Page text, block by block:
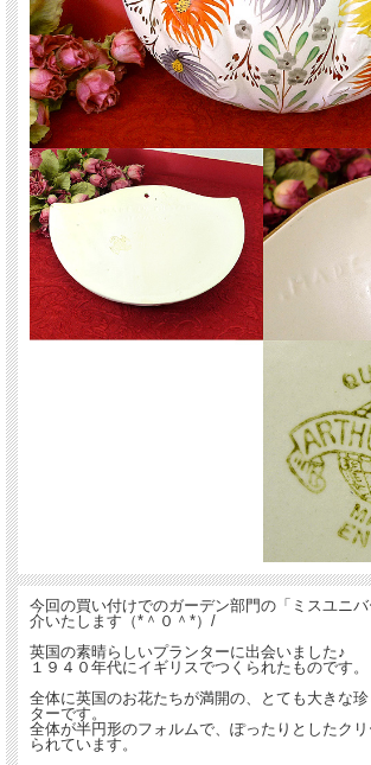
今回の買い付けでのガーデン部門の「ミスユニ
介いたします（*＾０＾*）/
英国の素晴らしいプランターに出会いました♪
１９４０年代にイギリスでつくられたものです。
全体に英国のお花たちが満開の、とても大きな
ターです。
全体が半円形のフォルムで、ぽったりとしたク
られています。